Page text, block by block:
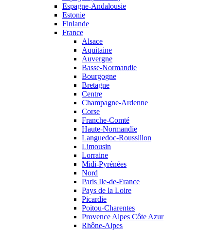
Espagne-Andalousie
Estonie
Finlande
France
Alsace
Aquitaine
Auvergne
Basse-Normandie
Bourgogne
Bretagne
Centre
Champagne-Ardenne
Corse
Franche-Comté
Haute-Normandie
Languedoc-Roussillon
Limousin
Lorraine
Midi-Pyrénées
Nord
Paris Ile-de-France
Pays de la Loire
Picardie
Poitou-Charentes
Provence Alpes Côte Azur
Rhône-Alpes